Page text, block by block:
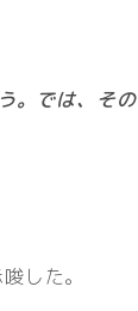
。では、その
した。